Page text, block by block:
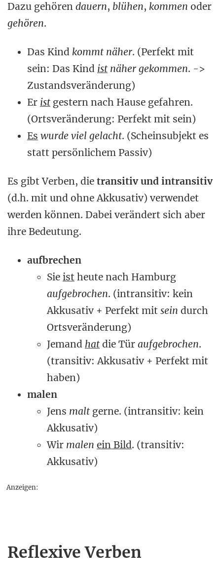
Dazu gehören dauern, blühen, kommen oder
gehören.
Das Kind kommt näher. (Perfekt mit
sein: Das Kind ist näher gekommen. ->
Zustandsveränderung)
Er ist gestern nach Hause gefahren.
(Ortsveränderung: Perfekt mit sein)
Es wurde viel gelacht. (Scheinsubjekt es
statt persönlichem Passiv)
Es gibt Verben, die transitiv und intransitiv
(d.h. mit und ohne Akkusativ) verwendet
werden können. Dabei verändert sich aber
ihre Bedeutung.
aufbrechen
Sie ist heute nach Hamburg
aufgebrochen. (intransitiv: kein
Akkusativ + Perfekt mit sein durch
Ortsveränderung)
Jemand hat die Tür aufgebrochen.
(transitiv: Akkusativ + Perfekt mit
haben)
malen
Jens malt gerne. (intransitiv: kein
Akkusativ)
Wir malen ein Bild. (transitiv:
Akkusativ)
Anzeigen:
Reflexive Verben